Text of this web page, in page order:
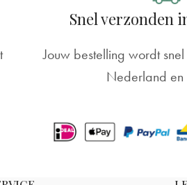
Snel verzonden
Jouw bestelling wordt
Nederland en